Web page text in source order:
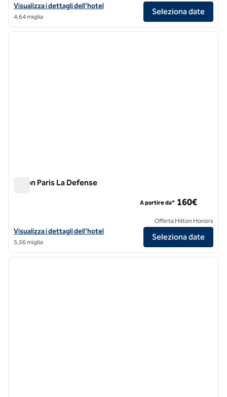
Visualizza i dettagli dell'hotel DoubleTree by Hilton Paris Boulogne
Visualizza i dettagli dell'hotel
4,64 miglia
Seleziona date
1/12
1 di 12
Hilton Paris La Defense
Visualizza i dettagli dell'hotel Hilton Paris La Defense
Visualizza i dettagli dell'hotel
5,56 miglia
A partire da* 160€
Offerta Hilton Honors
Seleziona date
1/12
1 di 12